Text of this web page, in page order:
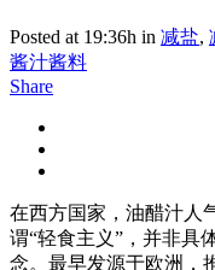
Posted at 19:36h in 减盐,
酱汁酱料
Share
在西方国家，油醋汁人
谓“轻食主义”，并非具
念。最早发源于欧洲，